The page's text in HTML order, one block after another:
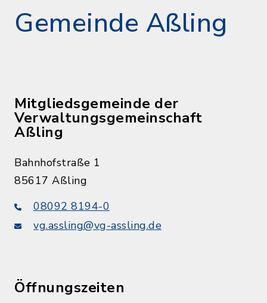
Gemeinde Aßling
Mitgliedsgemeinde der
Verwaltungsgemeinschaft
Aßling
Bahnhofstraße 1
85617 Aßling
08092 8194-0
vg.assling@vg-assling.de
Öffnungszeiten